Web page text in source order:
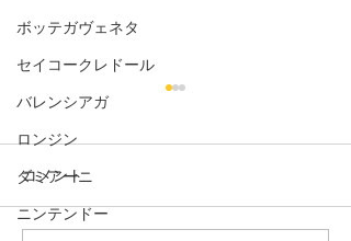
ボッテガヴェネタ
セイコークレドール
バレンシアガ
ロンジン
ダミアーニ
ニンテンドー
コメント